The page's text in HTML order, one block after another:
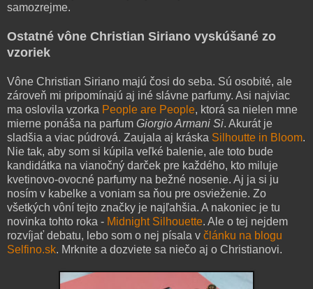
samozrejme.
Ostatné vône Christian Siriano vyskúšané zo
vzoriek
Vône Christian Siriano majú čosi do seba. Sú osobité, ale
zároveň mi pripomínajú aj iné slávne parfumy. Asi najviac
ma oslovila vzorka People are People, ktorá sa nielen mne
mierne ponáša na parfum Giorgio Armani Si. Akurát je
sladšia a viac púdrová. Zaujala aj kráska Silhoutte in Bloom.
Nie tak, aby som si kúpila veľké balenie, ale toto bude
kandidátka na vianočný darček pre každého, kto miluje
kvetinovo-ovocné parfumy na bežné nosenie. Aj ja si ju
nosím v kabelke a voniam sa ňou pre osvieženie. Zo
všetkých vôní tejto značky je najľahšia. A nakoniec je tu
novinka tohto roka - Midnight Silhouette. Ale o tej nejdem
rozvíjať debatu, lebo som o nej písala v článku na blogu
Selfino.sk. Mrknite a dozviete sa niečo aj o Christianovi.